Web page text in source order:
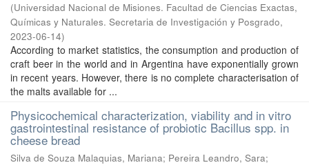
(Universidad Nacional de Misiones. Facultad de Ciencias Exactas,
Químicas y Naturales. Secretaria de Investigación y Posgrado,
2023-06-14)
According to market statistics, the consumption and production of
craft beer in the world and in Argentina have exponentially grown
in recent years. However, there is no complete characterisation of
the malts available for ...
Physicochemical characterization, viability and in vitro
gastrointestinal resistance of probiotic Bacillus spp. in
cheese bread
Silva de Souza Malaquias, Mariana; Pereira Leandro, Sara;